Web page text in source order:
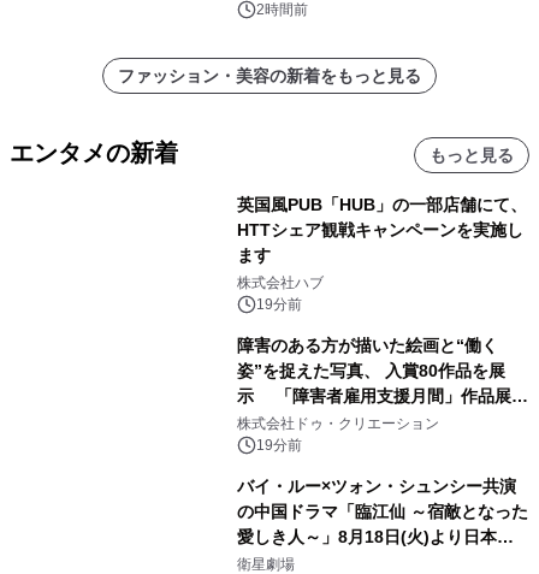
2時間前
ファッション・美容の新着をもっと見る
エンタメの新着 もっと見る
英国風PUB「HUB」の一部店舗にて、
HTTシェア観戦キャンペーンを実施し
ます
株式会社ハブ
19分前
障害のある方が描いた絵画と“働く
姿”を捉えた写真、 入賞80作品を展
示 「障害者雇用支援月間」作品展示
会を 東京・愛知で開催
株式会社ドゥ・クリエーション
19分前
バイ・ルー×ツォン・シュンシー共演
の中国ドラマ「臨江仙 ～宿敵となった
愛しき人～」8月18日(火)より日本初
放送！YouTubeにて8月11日(火)より
衛星劇場